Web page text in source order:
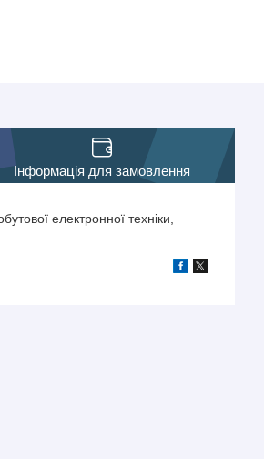
Інформація для замовлення
електронної техніки,